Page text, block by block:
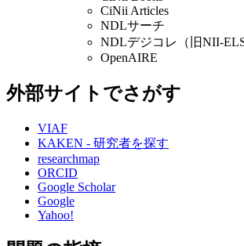
CiNii Articles
NDLサーチ
NDLデジコレ（旧NII-ELS
OpenAIRE
外部サイトでさがす
VIAF
KAKEN - 研究者を探す
researchmap
ORCID
Google Scholar
Google
Yahoo!